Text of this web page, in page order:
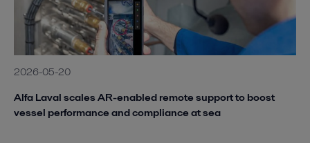
2026-05-20
Alfa Laval scales AR-enabled remote support to boost
vessel performance and compliance at sea